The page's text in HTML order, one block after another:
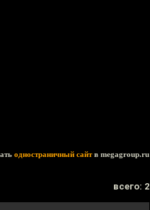
одностраничный сайтв megagroup.ru
всего: 2